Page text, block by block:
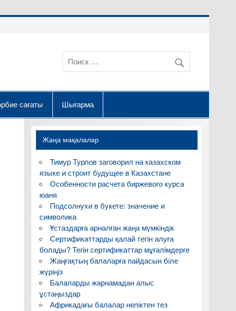
сағаты Шығарма
Жаңа мақалалар
Тимур Турлов заговорил на казахском
языке и строит будущее в Казахстане
Особенности расчета биржевого курса
юаня
Подсолнухи в букете: значение и
символика
Ұстаздарға арналған жаңа мүмкіндік
Сертификаттарды қалай тегін алуға
болады? Тегін сертификаттар мұғалімдерге
Жаңғақтың балаларға пайдасын біле
жүріңіз
Балаларды жарнамадан алыс
ұстаңыздар
Африкадағы балалар неліктен тез